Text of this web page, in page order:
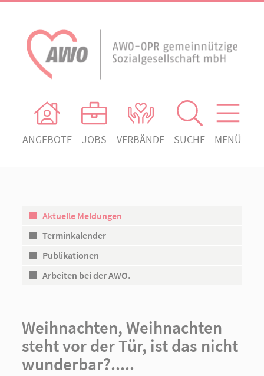
ANGEBOTE JOBS VERBÄNDE SUCHE MENÜ
AWO Ortsverein Rheinsberg
Aktuelle Meldungen
Terminkalender
Publikationen
Arbeiten bei der AWO.
Weihnachten, Weihnachten
steht vor der Tür, ist das nicht
wunderbar?.....